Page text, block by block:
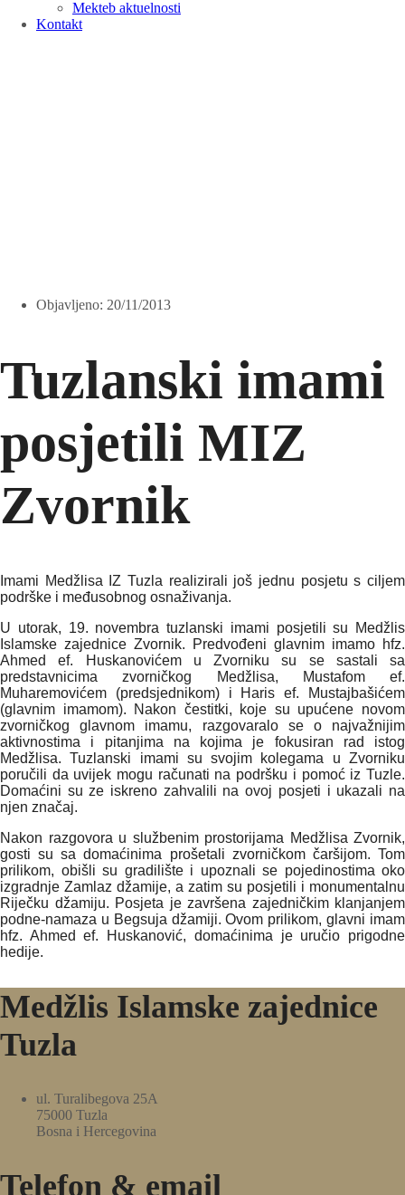
Mekteb aktuelnosti
Kontakt
Objavljeno: 20/11/2013
Tuzlanski imami
posjetili MIZ
Zvornik
Imami Medžlisa IZ Tuzla realizirali još jednu posjetu s ciljem
podrške i međusobnog osnaživanja.
U utorak, 19. novembra tuzlanski imami posjetili su Medžlis
Islamske zajednice Zvornik. Predvođeni glavnim imamo hfz.
Ahmed ef. Huskanovićem u Zvorniku su se sastali sa
predstavnicima zvorničkog Medžlisa, Mustafom ef.
Muharemovićem (predsjednikom) i Haris ef. Mustajbašićem
(glavnim imamom). Nakon čestitki, koje su upućene novom
zvorničkog glavnom imamu, razgovaralo se o najvažnijim
aktivnostima i pitanjima na kojima je fokusiran rad istog
Medžlisa. Tuzlanski imami su svojim kolegama u Zvorniku
poručili da uvijek mogu računati na podršku i pomoć iz Tuzle.
Domaćini su ze iskreno zahvalili na ovoj posjeti i ukazali na
njen značaj.
Nakon razgovora u službenim prostorijama Medžlisa Zvornik,
gosti su sa domaćinima prošetali zvorničkom čaršijom. Tom
prilikom, obišli su gradilište i upoznali se pojedinostima oko
izgradnje Zamlaz džamije, a zatim su posjetili i monumentalnu
Riječku džamiju. Posjeta je završena zajedničkim klanjanjem
podne-namaza u Begsuja džamiji. Ovom prilikom, glavni imam
hfz. Ahmed ef. Huskanović, domaćinima je uručio prigodne
hedije.
Medžlis Islamske zajednice
Tuzla
ul. Turalibegova 25A
75000 Tuzla
Bosna i Hercegovina
Telefon & email